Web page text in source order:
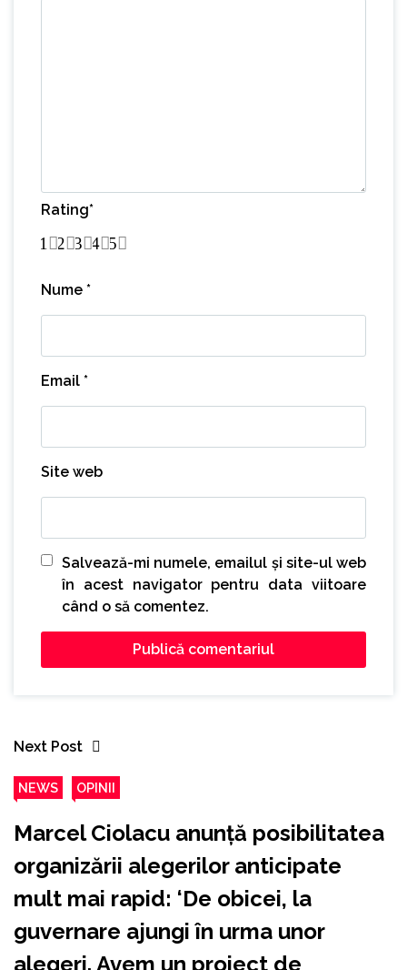
Rating*
5
4
3
2
1
Nume *
Email *
Site web
Salvează-mi numele, emailul și site-ul web
în acest navigator pentru data viitoare
când o să comentez.
Next Post
NEWS OPINII
Marcel Ciolacu anunță posibilitatea
organizării alegerilor anticipate
mult mai rapid: ‘De obicei, la
guvernare ajungi în urma unor
alegeri. Avem un proiect de